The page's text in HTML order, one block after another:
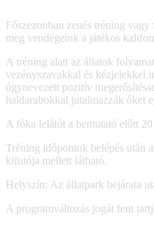
Főszezonban zenés tréning
meg vendégeink a játékos
A tréning alatt az állatok
vezényszavakkal és kézjelekkel
úgynevezett pozitív
haldarabokkal jutalmazzák őket
A fóka lelátót a bemutató előtt
Tréning időpontok belépés után
kifutója mellett látható.
Helyszín: Az állatpark bejárata
A programváltozás jogát fent